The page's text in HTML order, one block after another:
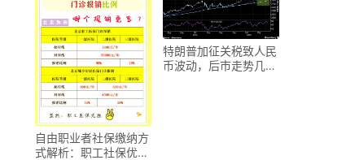
自由职业者社保缴纳方
式解析：职工社保优势
特朗普加征关税致人民
币波动，后市走势几